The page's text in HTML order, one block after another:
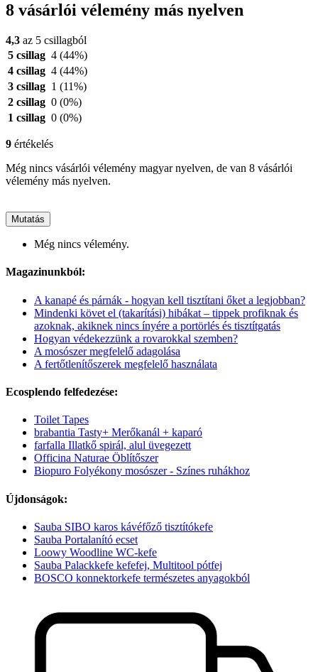
8 vásárlói vélemény más nyelven
4,3 az 5 csillagból
5 csillag 4 (44%)
4 csillag 4 (44%)
3 csillag 1 (11%)
2 csillag 0 (0%)
1 csillag 0 (0%)
9 értékelés
Még nincs vásárlói vélemény magyar nyelven, de van 8 vásárlói
vélemény más nyelven.
Mutatás
Még nincs vélemény.
Magazinunkból:
A kanapé és párnák - hogyan kell tisztítani őket a legjobban?
Mindenki követ el (takarítási) hibákat – tippek profiknak és
azoknak, akiknek nincs ínyére a portörlés és tisztítgatás
Hogyan védekezzünk a rovarokkal szemben?
A mosószer megfelelő adagolása
A fertőtlenítőszerek megfelelő használata
Ecosplendo felfedezése:
Toilet Tapes
brabantia Tasty+ Merőkanál + kaparó
farfalla Illatkő spirál, alul üvegezett
Officina Naturae Öblítőszer
Biopuro Folyékony mosószer - Színes ruhákhoz
Újdonságok:
Sauba SIBO karos kávéfőző tisztítókefe
Sauba Portalanító ecset
Loowy Woodline WC-kefe
Sauba Palackkefe kefefej, Multitool pótfej
BOSCO konnektorkefe természetes anyagokból